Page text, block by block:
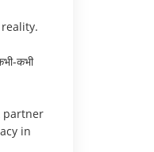
कभी
partner
in